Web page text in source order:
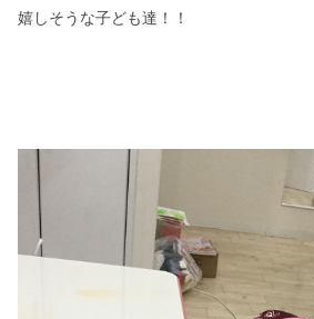
嬉しそうな子ども達！！